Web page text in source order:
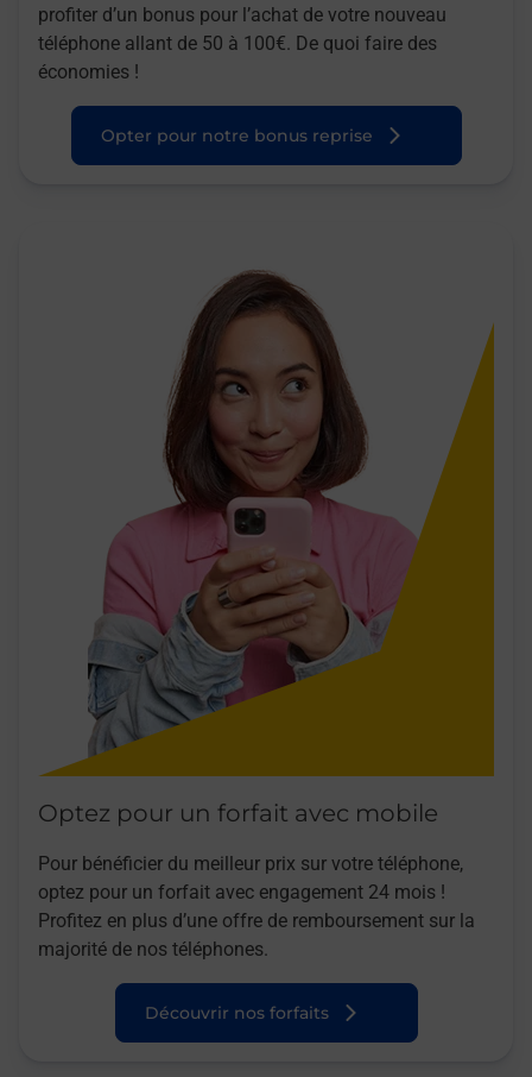
profiter d’un bonus pour l’achat de votre nouveau
téléphone allant de 50 à 100€. De quoi faire des
économies !
Opter pour notre bonus reprise
Optez pour un forfait avec mobile
Pour bénéficier du meilleur prix sur votre téléphone,
optez pour un forfait avec engagement 24 mois !
Profitez en plus d’une offre de remboursement sur la
majorité de nos téléphones.
Découvrir nos forfaits